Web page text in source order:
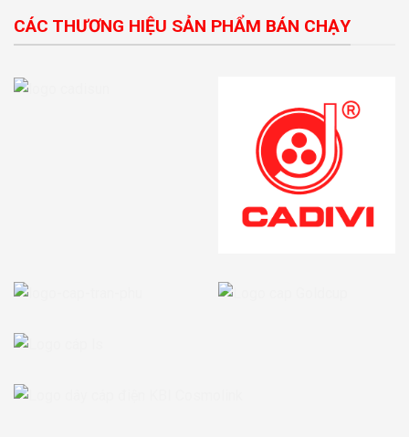
CÁC THƯƠNG HIỆU SẢN PHẨM BÁN CHẠY